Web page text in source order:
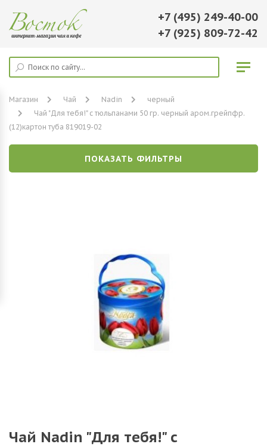
+7 (495) 249-40-00
+7 (925) 809-72-42
Магазин Чай Nadin
черный
Чай "Для тебя!" c тюльпанами 50 гр. черный аром.грейпфр.
(12)картон туба 819019-02
ПОКАЗАТЬ ФИЛЬТРЫ
Чай Nadin "Для тебя!" c